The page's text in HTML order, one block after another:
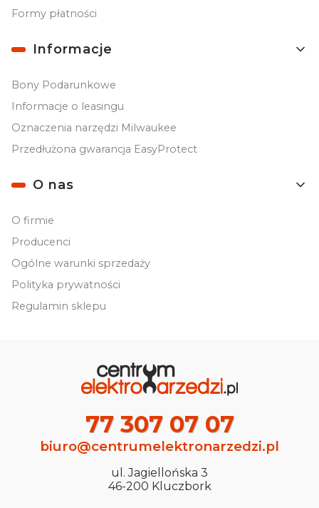
Formy płatności
Informacje
Bony Podarunkowe
Informacje o leasingu
Oznaczenia narzędzi Milwaukee
Przedłużona gwarancja EasyProtect
O nas
O firmie
Producenci
Ogólne warunki sprzedaży
Polityka prywatności
Regulamin sklepu
77 307 07 07
biuro@centrumelektronarzedzi.pl
ul. Jagiellońska 3
46-200 Kluczbork